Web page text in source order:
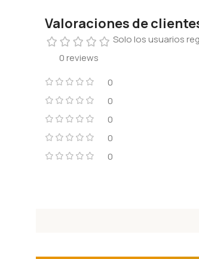
Valoraciones de
0 reviews
0
0
0
0
0
Solo los usuarios